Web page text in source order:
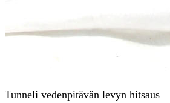
Tunneli vedenpitävän levyn hitsaus